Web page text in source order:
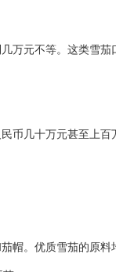
万元不等。这类雪
币几十万元甚至上
帽。优质雪茄的原